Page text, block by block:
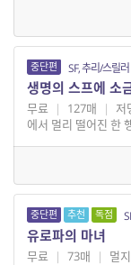
중단편 SF, 추리/스릴러
생명의 스프에 소
무료 | 127매 |
저
에서 멀리 떨어진 한
중단편 추천 독점
유로파의 마녀
무료 | 73매 |
멀